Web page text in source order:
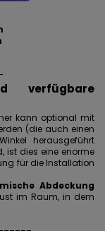
verfügbare
kann optional mit
(die auch einen
herausgeführt
ist dies eine enorme
für die Installation
Abdeckung
im Raum, in dem